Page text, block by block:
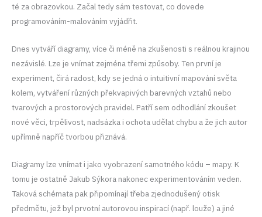
té za obrazovkou. Začal tedy sám testovat, co dovede
programováním-malováním vyjádřit.
Dnes vytváří diagramy, více či méně na zkušenosti s reálnou krajinou
nezávislé. Lze je vnímat zejména třemi způsoby. Ten první je
experiment, čirá radost, kdy se jedná o intuitivní mapování světa
kolem, vytváření různých překvapivých barevných vztahů nebo
tvarových a prostorových pravidel. Patří sem odhodlání zkoušet
nové věci, trpělivost, nadsázka i ochota udělat chybu a že jich autor
upřímně napříč tvorbou přiznává.
Diagramy lze vnímat i jako vyobrazení samotného kódu – mapy. K
tomu je ostatně Jakub Sýkora nakonec experimentováním veden.
Taková schémata pak připomínají třeba zjednodušený otisk
předmětu, jež byl prvotní autorovou inspirací (např. louže) a jiné